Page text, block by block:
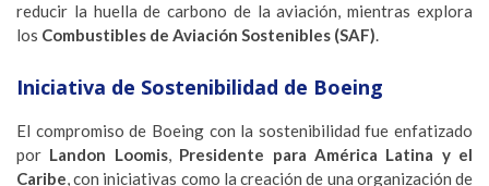
reducir la huella de carbono de la aviación, mientras explora
los Combustibles de Aviación Sostenibles (SAF).
Iniciativa de Sostenibilidad de Boeing
El compromiso de Boeing con la sostenibilidad fue enfatizado
por Landon Loomis, Presidente para América Latina y el
Caribe, con iniciativas como la creación de una organización de